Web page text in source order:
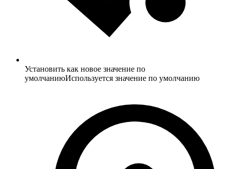
Установить как новое значение по
умолчаниюИспользуется значение по умолчанию